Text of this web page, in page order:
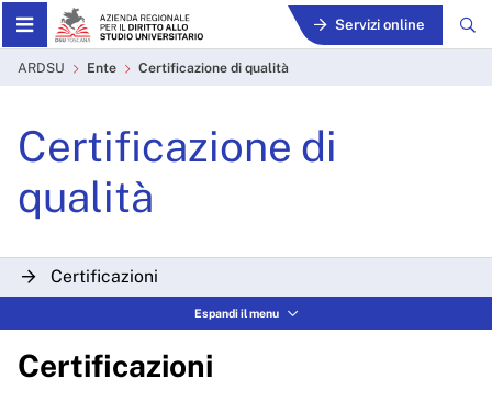
Skip to Main Content Servizi online
Certificazione di qualità -
ARDSU Ente Certificazione di qualità
Certificazione di
qualità
Certificazioni
Espandi il menu
Certificazioni